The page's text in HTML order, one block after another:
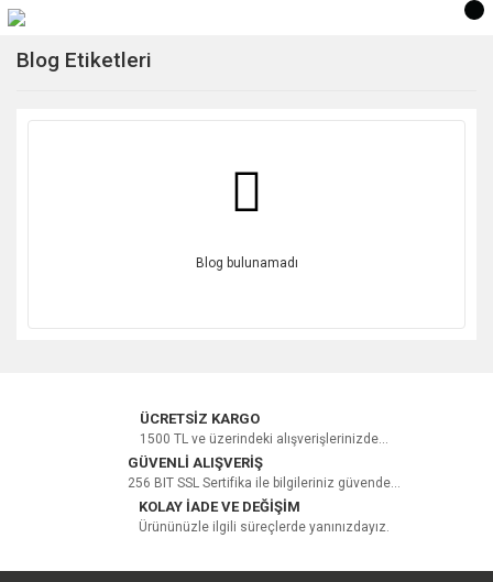
Blog Etiketleri
Blog bulunamadı
ÜCRETSİZ KARGO
1500 TL ve üzerindeki alışverişlerinizde...
GÜVENLİ ALIŞVERİŞ
256 BIT SSL Sertifika ile bilgileriniz güvende...
KOLAY İADE VE DEĞİŞİM
Ürününüzle ilgili süreçlerde yanınızdayız.